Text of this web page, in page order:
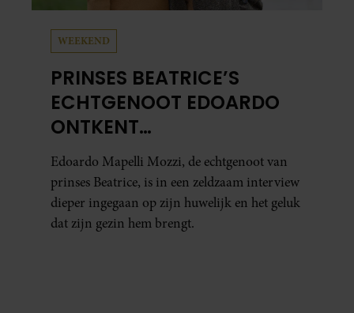
WEEKEND
PRINSES BEATRICE’S
ECHTGENOOT EDOARDO
ONTKENT
HUWELIJKSPROBLEMEN
Edoardo Mapelli Mozzi, de echtgenoot van
prinses Beatrice, is in een zeldzaam interview
dieper ingegaan op zijn huwelijk en het geluk
dat zijn gezin hem brengt.